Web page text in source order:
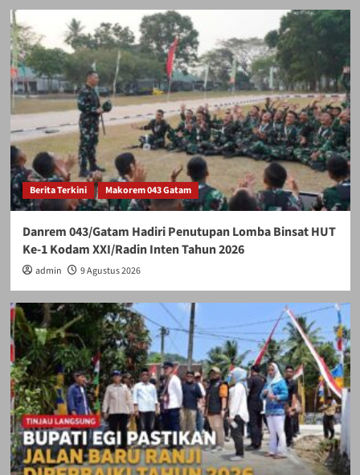
Berita Terkini Makorem 043 Gatam
Danrem 043/Gatam Hadiri Penutupan Lomba Binsat HUT
Ke-1 Kodam XXI/Radin Inten Tahun 2026
admin 9 Agustus 2026